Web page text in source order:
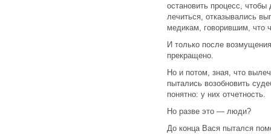
остановить процесс,
лечиться, отказывались
медикам, говорившим, что
И только после
прекращено.
Но и потом, зная, что
пытались возобновить
понятно: у них отчетность.
Но разве это — люди?
До конца Вася пытался